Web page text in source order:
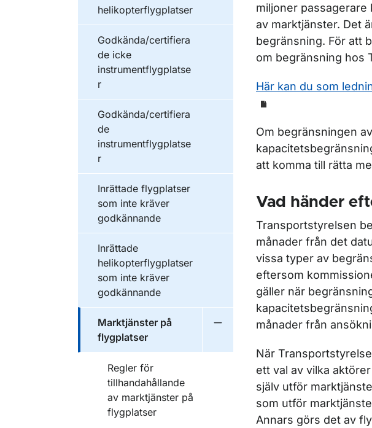
helikopterflygplatser
Godkända/certifiera
de icke
instrumentflygplatse
r
Godkända/certifiera
de
instrumentflygplatse
r
Inrättade flygplatser
som inte kräver
godkännande
Inrättade
helikopterflygplatser
som inte kräver
godkännande
Marktjänster på
flygplatser
Undermeny för Marktjänster på
Regler för
tillhandahållande
av marktjänster på
flygplatser
miljoner
av marktjänster. Det
begränsning. För att
om begränsning hos
Här kan du som
Om begränsningen
att komma till rätta
Vad händer
Transportstyrelsen
månader från det
vissa typer av
eftersom
gäller när
månader från
När
ett val av vilka
själv utför
som utför
Annars görs det av